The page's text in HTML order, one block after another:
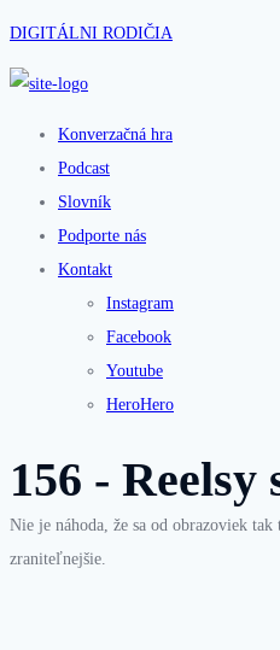
DIGITÁLNI RODIČIA
Konverzačná hra
Podcast
Slovník
Podporte nás
Kontakt
Instagram
Facebook
Youtube
HeroHero
156 -
Nie je náhoda, že sa od obrazoviek
zraniteľnejšie.